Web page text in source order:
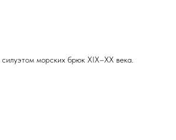
морских брюк XIX–XX века.